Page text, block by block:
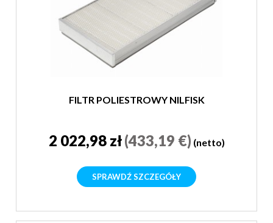
FILTR POLIESTROWY NILFISK
2 022,98 zł(433,19 €) (netto)
SPRAWDŹ SZCZEGÓŁY